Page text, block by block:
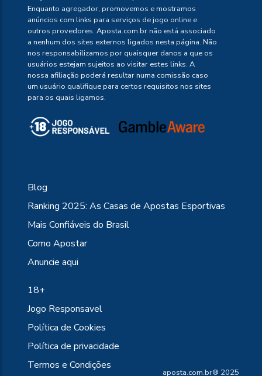
Enquanto agregador, promovemos e mostramos
anúncios com links para serviços de jogo online e
outros provedores. Aposta.com.br não está associado
a nenhum dos sites externos ligados nesta página. Não
nos responsabilizamos por quaisquer danos a que os
usuários estejam sujeitos ao visitar estes links. A
nossa afiliação poderá resultar numa comissão caso
um usuário qualifique para certos requisitos nos sites
para os quais ligamos.
Blog
Ranking 2025: As Casas de Apostas Esportivas
Mais Confiáveis do Brasil
Como Apostar
Anuncie aqui
18+
Jogo Responsavel
Política de Cookies
Política de privacidade
Termos e Condições
aposta.com.br® 2025